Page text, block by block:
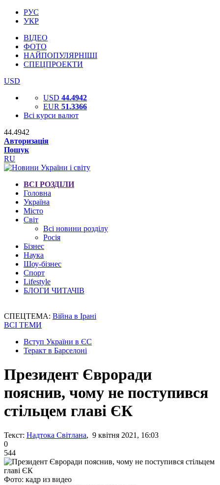
РУС
УКР
ВІДЕО
ФОТО
НАЙПОПУЛЯРНІШІ
СПЕЦПРОЕКТИ
USD
USD 44.4942
EUR 51.3366
Всі курси валют
44.4942
Авторизація
Пошук
RU
ВСІ РОЗДІЛИ
Головна
Україна
Місто
Світ
Всі новини розділу
Росія
Бізнес
Наука
Шоу-бізнес
Спорт
Lifestyle
БЛОГИ ЧИТАЧІВ
СПЕЦТЕМА: Війна в Ірані
ВСІ ТЕМИ
Вступ України в ЄС
Теракт в Барселоні
Президент Євроради
пояснив, чому не поступився
стільцем главі ЄК
Текст: Надтока Світлана, 9 квітня 2021, 16:03
0
544
Фото: кадр из видео